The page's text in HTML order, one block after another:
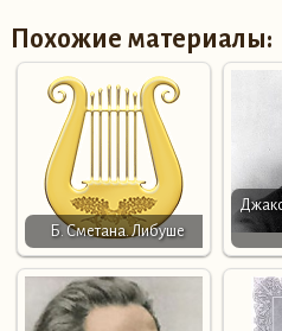
Похожие материалы:
Б. Сметана. Либуше